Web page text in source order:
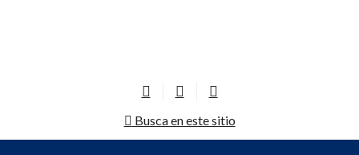
Busca en este sitio